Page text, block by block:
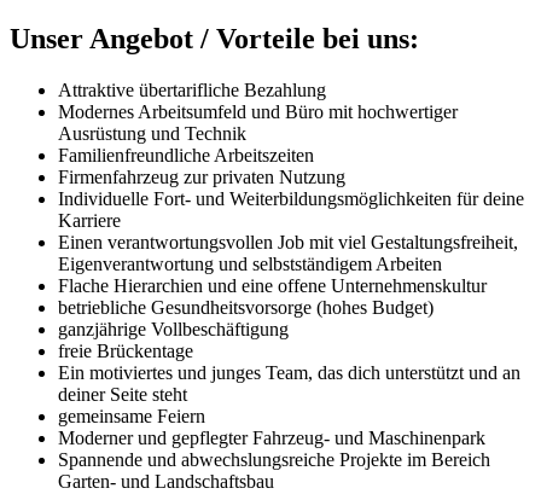
Unser Angebot / Vorteile bei uns:
Attraktive übertarifliche Bezahlung
Modernes Arbeitsumfeld und Büro mit hochwertiger
Ausrüstung und Technik
Familienfreundliche Arbeitszeiten
Firmenfahrzeug zur privaten Nutzung
Individuelle Fort- und Weiterbildungsmöglichkeiten für deine
Karriere
Einen verantwortungsvollen Job mit viel Gestaltungsfreiheit,
Eigenverantwortung und selbstständigem Arbeiten
Flache Hierarchien und eine offene Unternehmenskultur
betriebliche Gesundheitsvorsorge (hohes Budget)
ganzjährige Vollbeschäftigung
freie Brückentage
Ein motiviertes und junges Team, das dich unterstützt und an
deiner Seite steht
gemeinsame Feiern
Moderner und gepflegter Fahrzeug- und Maschinenpark
Spannende und abwechslungsreiche Projekte im Bereich
Garten- und Landschaftsbau